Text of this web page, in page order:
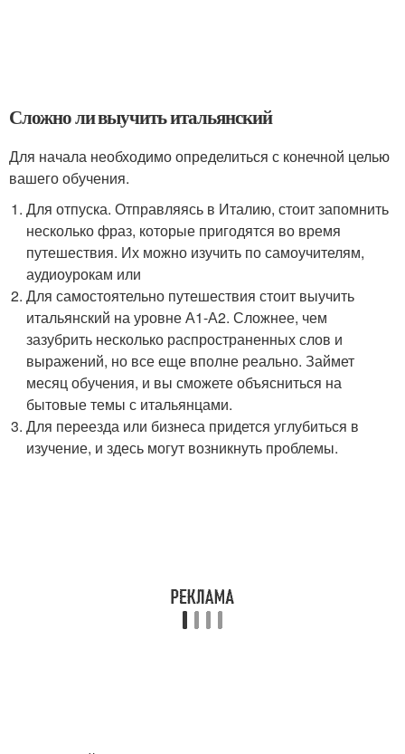
Сложно ли выучить итальянский
Для начала необходимо определиться с конечной целью
вашего обучения.
Для отпуска. Отправляясь в Италию, стоит запомнить
несколько фраз, которые пригодятся во время
путешествия. Их можно изучить по самоучителям,
аудиоурокам или
Для самостоятельно путешествия стоит выучить
итальянский на уровне А1-А2. Сложнее, чем
зазубрить несколько распространенных слов и
выражений, но все еще вполне реально. Займет
месяц обучения, и вы сможете объясниться на
бытовые темы с итальянцами.
Для переезда или бизнеса придется углубиться в
изучение, и здесь могут возникнуть проблемы.